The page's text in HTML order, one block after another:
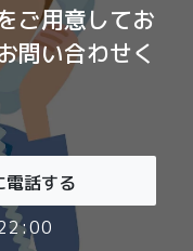
ご用意してお
問い合わせく
電話する